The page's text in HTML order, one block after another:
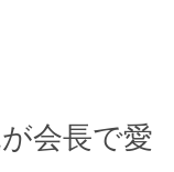
会長で愛